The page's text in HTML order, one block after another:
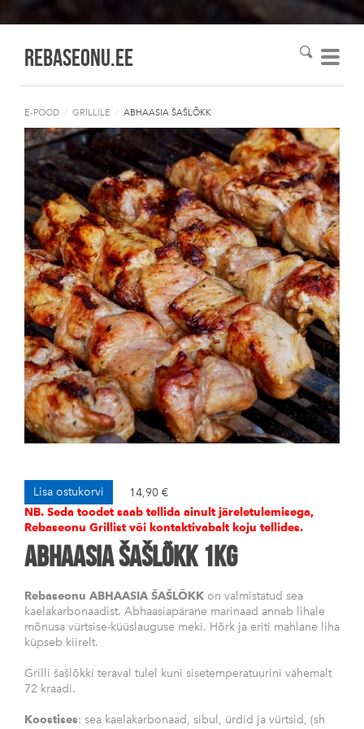
Rebaseonu.EE
E-POOD / GRILLILE / ABHAASIA ŠAŠLÕKK
Lisa ostukorvi
14,90 €
NB. Seda toodet saab tellida ainult järeletulemisega,
Rebaseonu Grillist või kontaktivabalt koju tellides.
ABHAASIA ŠAŠLÕKK 1kg
Rebaseonu ABHAASIA ŠAŠLÕKK on valmistatud sea
kaelakarbonaadist. Abhaasiapärane marinaad annab lihale
mõnusa vürtsise-küüslauguse meki. Hõrk ja eriti mahlane liha
küpseb kiirelt.
Grilli šašlõkki teraval tulel kuni sisetemperatuurini vähemalt
72 kraadi.
Koostises: sea kaelakarbonaad, sibul, ürdid ja vürtsid, (sh